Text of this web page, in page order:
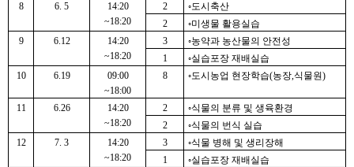
8
6. 5
14:20
~18:20
2
◦도시축산
2
◦미생물 활용실습
9
6.12
14:20
~18:20
3
◦농약과 농산물의 안전성
1
◦실습포장 재배실습
10
6.19
09:00
~18:00
8 ◦도시농업 현장학습(농장,식물원)
11 6.26
14:20
~18:20
2
◦식물의 분류 및 생육환경
2
◦식물의 번식 실습
12
7. 3
14:20
~18:20
3
◦식물 병해 및 생리장해
1
◦실습포장 재배실습